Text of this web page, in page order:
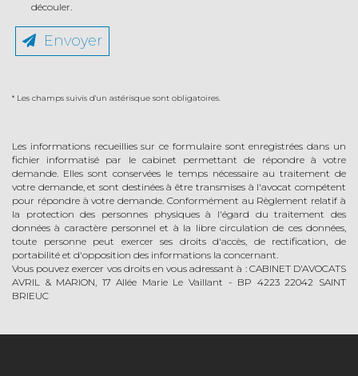
découler.
Envoyer
* Les champs suivis d'un astérisque sont obligatoires.
Les informations recueillies sur ce formulaire sont enregistrées dans un
fichier informatisé par le cabinet permettant de répondre à votre
demande. Elles sont conservées le temps nécessaire au traitement de
votre demande, et sont destinées à être transmises à l'avocat compétent
pour répondre à votre demande. Conformément au Règlement relatif à
la protection des personnes physiques à l'égard du traitement des
données à caractère personnel et à la libre circulation de ces données,
toute personne peut exercer ses droits d'accès, de rectification, de
portabilité et d'opposition des informations la concernant.
Vous pouvez exercer vos droits en vous adressant à : CABINET D'AVOCATS
AVRIL & MARION, 17 Allée Marie Le Vaillant - BP 4223 22042 SAINT
BRIEUC